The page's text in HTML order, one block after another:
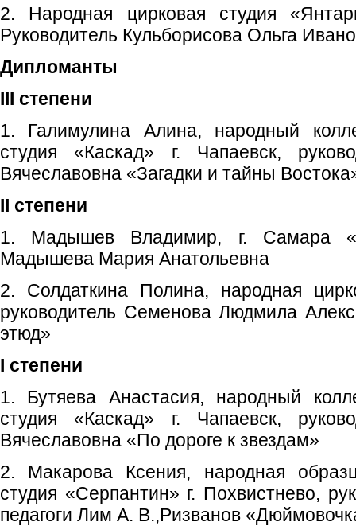
2. Народная цирковая студия
Руководитель Кульборисова Ольга
Дипломанты
III степени
1. Галимулина Алина, народный
студия «Каскад» г. Чапаевск,
Вячеславовна «Загадки и тайны
II степени
1. Мадышев Владимир, г. Самара
Мадышева Мария Анатольевна
2. Солдаткина Полина, народная
руководитель Семенова Людмила
этюд»
I степени
1. Бутяева Анастасия, народный
студия «Каскад» г. Чапаевск,
Вячеславовна «По дороге к звездам»
2. Макарова Ксения, народная
студия «Серпантин» г. Похвистнево,
педагоги Лим А. В.,Ризванов